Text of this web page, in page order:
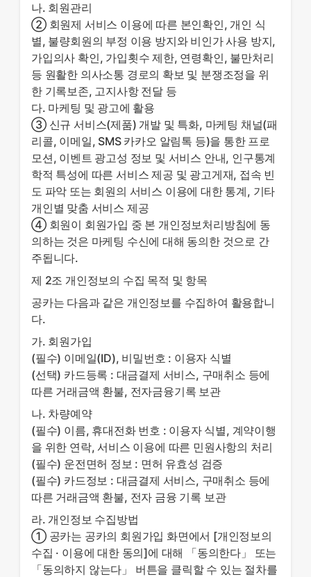
나. 회원관리
② 회원제 서비스 이용에 따른 본인확인, 개인 식
별, 불량회원의 부정 이용 방지와 비인가 사용 방지,
가입의사 확인, 가입횟수 제한, 연령확인, 불만처리
등 원활한 의사소통 경로의 확보 및 분쟁조정을 위
한 기록보존, 고지사항 전달 등
다. 마케팅 및 광고에 활용
③ 신규 서비스(제품) 개발 및 특화, 마케팅 채널(패
리콜, 이메일, SMS 카카오 알림톡 등)을 통한 프로
모션, 이벤트 광고성 정보 및 서비스 안내, 인구통계
학적 특성에 따른 서비스 제공 및 광고게재, 접속 빈
도 파악 또는 회원의 서비스 이용에 대한 통계, 기타
개인별 맞춤 서비스 제공
④ 회원이 회원가입 중 본 개인정보처리방침에 동
의하는 것은 마케팅 수신에 대해 동의한 것으로 간
주됩니다.
제 2조 개인정보의 수집 목적 및 항목
공카는 다음과 같은 개인정보를 수집하여 활용합니
다.
가. 회원가입
(필수) 이메일(ID), 비밀번호 : 이용자 식별
(선택) 카드등록 : 대금결제 서비스, 구매취소 등에
따른 거래금액 환불, 전자금융기록 보관
나. 차량예약
(필수) 이름, 휴대전화 번호 : 이용자 식별, 계약이행
을 위한 연락, 서비스 이용에 따른 민원사항의 처리
(필수) 운전면허 정보 : 면허 유효성 검증
(필수) 카드정보 : 대금결제 서비스, 구매취소 등에
따른 거래금액 환불, 전자 금융 기록 보관
라. 개인정보 수집방법
① 공카는 공카의 회원가입 화면에서 [개인정보의
수집 · 이용에 대한 동의]에 대해 「동의한다」 또는
「동의하지 않는다」 버튼을 클릭할 수 있는 절차를